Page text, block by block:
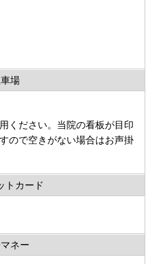
場
ください。当院の看板が目印
ので空きがない場合はお声掛
トカード
ネー